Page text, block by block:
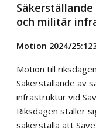
och militär
Motion 2024/
Motion till
Säkerställande av
infrastruktur vid
Riksdagen ställer
säkerställa att